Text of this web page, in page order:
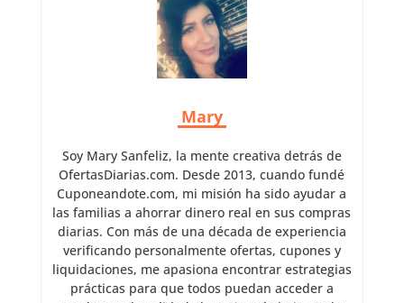
Mary
Soy Mary Sanfeliz, la mente creativa detrás de
OfertasDiarias.com. Desde 2013, cuando fundé
Cuponeandote.com, mi misión ha sido ayudar a
las familias a ahorrar dinero real en sus compras
diarias. Con más de una década de experiencia
verificando personalmente ofertas, cupones y
liquidaciones, me apasiona encontrar estrategias
prácticas para que todos puedan acceder a